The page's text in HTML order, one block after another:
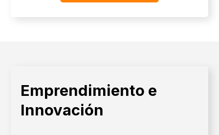
Emprendimiento e
Innovación